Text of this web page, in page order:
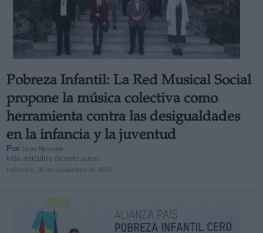
Pobreza Infantil: La Red Musical Social
propone la música colectiva como
herramienta contra las desigualdades
en la infancia y la juventud
Por Lydia Navarro
Más artículos de este autor
miércoles, 30 de septiembre de 2020